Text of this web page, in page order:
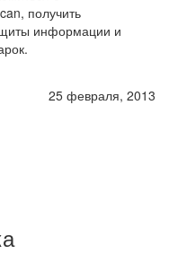
получить
информации и
25 февраля, 2013